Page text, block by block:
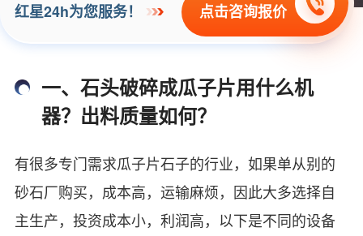
红星24h为您服务！ 点击咨询报价
一、石头破碎成瓜子片用什么机
器？出料质量如何？
有很多专门需求瓜子片石子的行业，如果单从别的
砂石厂购买，成本高，运输麻烦，因此大多选择自
主生产，投资成本小，利润高，以下是不同的设备